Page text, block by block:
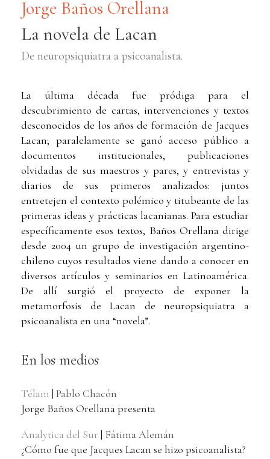
Jorge Baños Orellana
La novela de Lacan
De neuropsiquiatra a psicoanalista.
La última década fue pródiga para el
descubrimiento de cartas, intervenciones y textos
desconocidos de los años de formación de Jacques
Lacan; paralelamente se ganó acceso público a
documentos institucionales, publicaciones
olvidadas de sus maestros y pares, y entrevistas y
diarios de sus primeros analizados: juntos
entretejen el contexto polémico y titubeante de las
primeras ideas y prácticas lacanianas. Para estudiar
específicamente esos textos, Baños Orellana dirige
desde 2004 un grupo de investigación argentino-
chileno cuyos resultados viene dando a conocer en
diversos artículos y seminarios en Latinoamérica.
De allí surgió el proyecto de exponer la
metamorfosis de Lacan de neuropsiquiatra a
psicoanalista en una “novela”.
En los medios
Télam | Pablo Chacón
Jorge Baños Orellana presenta
Analytica del Sur | Fátima Alemán
¿Cómo fue que Jacques Lacan se hizo psicoanalista?